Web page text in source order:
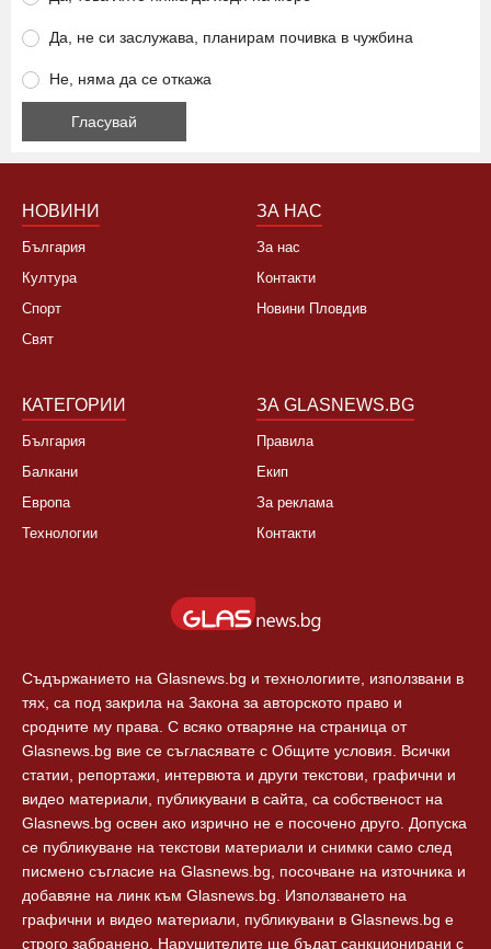
Да, не си заслужава, планирам почивка в чужбина
Не, няма да се откажа
НОВИНИ
България
Култура
Спорт
Свят
ЗА НАС
За нас
Контакти
Новини Пловдив
КАТЕГОРИИ
България
Балкани
Европа
Технологии
ЗА GLASNEWS.BG
Правила
Екип
За реклама
Контакти
Съдържанието на Glasnews.bg и технологиите, използвани в
тях, са под закрила на Закона за авторското право и
сродните му права. С всяко отваряне на страница от
Glasnews.bg вие се съгласявате с Общите условия. Всички
статии, репортажи, интервюта и други текстови, графични и
видео материали, публикувани в сайта, са собственост на
Glasnews.bg освен ако изрично не е посочено друго. Допуска
се публикуване на текстови материали и снимки само след
писмено съгласие на Glasnews.bg, посочване на източника и
добавяне на линк към Glasnews.bg. Използването на
графични и видео материали, публикувани в Glasnews.bg е
строго забранено. Нарушителите ще бъдат санкционирани с